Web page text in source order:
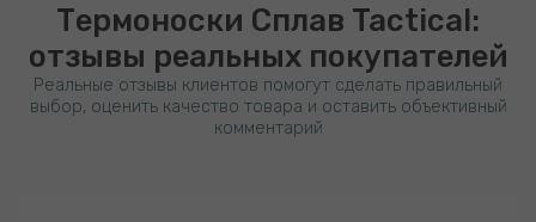
Термоноски Сплав Tactical:
отзывы реальных покупателей
Реальные отзывы клиентов помогут сделать правильный
выбор, оценить качество товара и оставить объективный
комментарий